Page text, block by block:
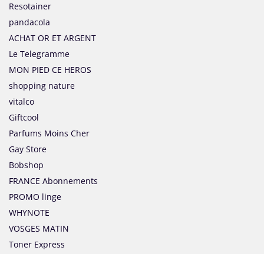
Resotainer
pandacola
ACHAT OR ET ARGENT
Le Telegramme
MON PIED CE HEROS
shopping nature
vitalco
Giftcool
Parfums Moins Cher
Gay Store
Bobshop
FRANCE Abonnements
PROMO linge
WHYNOTE
VOSGES MATIN
Toner Express